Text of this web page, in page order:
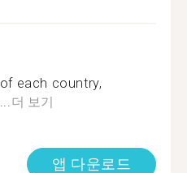
each country,
더 보기
앱 다운로드